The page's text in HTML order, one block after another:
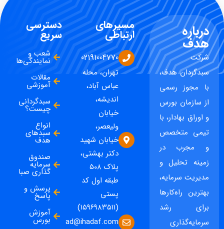
درباره
هدف
شرکت
سبدگردان هدف،
با مجوز رسمی
از سازمان بورس
و اوراق بهادار، با
تیمی متخصص
و مجرب در
زمینه تحلیل و
مدیریت سرمایه،
بهترین راه‌کارها
برای رشد
سرمایه‌گذاری
مسیرهای
ارتباطی
02191004770
تهران، محله
عباس آباد،
اندیشه،
خیابان
ولیعصر،
خیابان شهید
دکتر بهشتی،
پلاک ۵۰۸
طبقه اول کد
پستی
(۱۵۹۶۹۸۳۵۱۱)
ad@ihadaf.com
دسترسی
سریع
شعب و
نمایندگی‌ها
مقالات
آموزشی
سبدگردانی
چیست؟
انواع
سبدهای
هدف
صندوق
سرمایه
گذاری صبا
پرسش و
پاسخ
آموزش
بورس